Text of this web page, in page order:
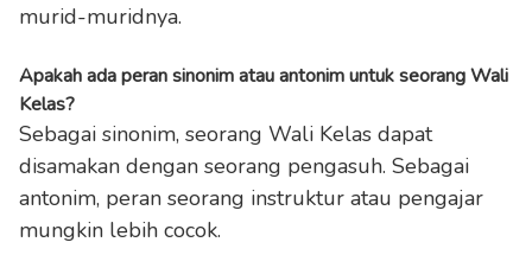
murid-muridnya.
Apakah ada peran sinonim atau antonim untuk seorang Wali
Kelas?
Sebagai sinonim, seorang Wali Kelas dapat
disamakan dengan seorang pengasuh. Sebagai
antonim, peran seorang instruktur atau pengajar
mungkin lebih cocok.